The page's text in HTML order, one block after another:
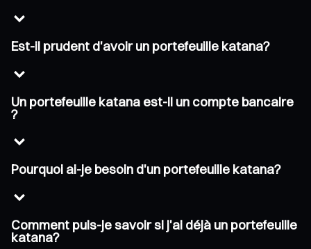
Est-il prudent d'avoir un portefeuille katana?
Un portefeuille katana est-il un compte bancaire
?
Pourquoi ai-je besoin d'un portefeuille katana?
Comment puis-je savoir si j'ai déjà un portefeuille
katana?